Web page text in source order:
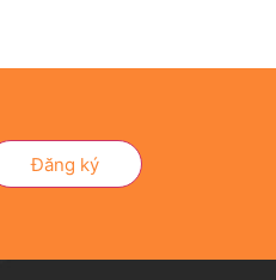
Đăng ký